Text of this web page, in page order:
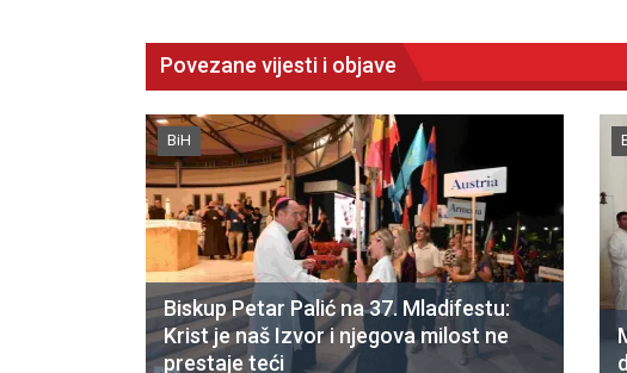
Povezane vijesti i objave
BiH
Biskup Petar Palić na 37. Mladifestu:
Krist je naš Izvor i njegova milost ne
prestaje teći